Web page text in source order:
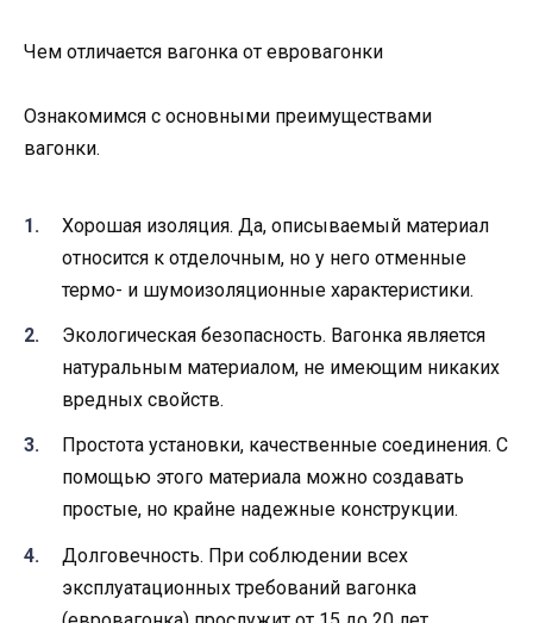
Чем отличается вагонка от евровагонки
Ознакомимся с основными преимуществами
вагонки.
Хорошая изоляция. Да, описываемый материал
относится к отделочным, но у него отменные
термо- и шумоизоляционные характеристики.
Экологическая безопасность. Вагонка является
натуральным материалом, не имеющим никаких
вредных свойств.
Простота установки, качественные соединения. С
помощью этого материала можно создавать
простые, но крайне надежные конструкции.
Долговечность. При соблюдении всех
эксплуатационных требований вагонка